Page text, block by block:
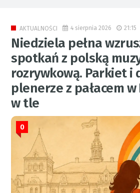
AKTUALNOŚCI 4 sierpnia 2026 21:15
Niedziela pełna
spotkań z polską
rozrywkową. Parkiet i
plenerze z pałacem
w tle
0